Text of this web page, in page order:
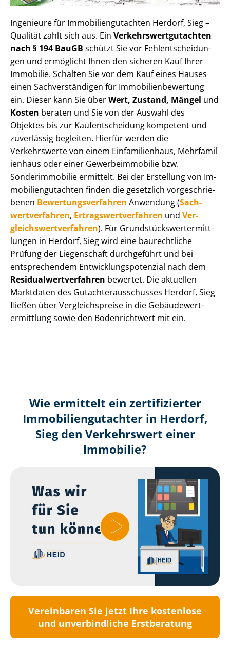
Ingenieure für Im­mo­bi­li­en­gut­ach­ten Herdorf, Sieg –
Qualität zahlt sich aus. Ein Ver­kehrs­wert­gut­ach­ten
nach § 194 BauGB schützt Sie vor Fehl­ent­schei­dun­
gen und ermöglicht Ihnen den sicheren Kauf Ihrer
Immobilie. Schalten Sie vor dem Kauf eines Hauses
einen Sach­ver­stän­di­gen für Im­mo­bi­li­en­be­wer­tung
ein. Dieser kann Sie überWert, Zustand, Mängel und
Kosten beraten und Sie von der Auswahl des
Objektes bis zur Kauf­ent­schei­dung kompetent und
zuverlässig begleiten. Hierfür werden die
Verkehrswerte von einem Einfamilienhaus, Mehr­fa­mi­l
i­en­haus oder einer Ge­wer­be­im­mo­bi­lie bzw.
Sonderimmobilie ermittelt. Bei der Erstellung von Im­
mo­bi­li­en­gut­ach­ten finden die gesetzlich vor­ge­schrie­
be­nen Be­wer­tungs­ver­fah­ren Anwendung (Sach­
wert­ver­fah­ren, Er­trags­wert­ver­fah­ren und Ver­
gleichs­wert­ver­fah­ren). Für Grund­stücks­wert­ermitt­
lun­gen in Herdorf, Sieg wird eine baurechtliche
Prüfung der Liegenschaft durchgeführt und bei
entsprechendem Ent­wick­lungs­po­ten­zi­al nach dem
Re­si­du­al­wert­ver­fah­ren bewertet. Die aktuellen
Marktdaten des Gut­ach­ter­aus­schus­ses Herdorf, Sieg
fließen über Ver­gleichs­prei­se in die Ge­bäu­de­wert­
ermitt­lung sowie den Bodenrichtwert mit ein.
Wie ermittelt ein zertifizierter
Immobilien­gutachter in Herdorf,
Sieg den Verkehrswert einer
Immobilie?
Vereinbaren Sie jetzt Ihre kostenlose
und unverbindliche Erstberatung